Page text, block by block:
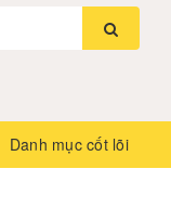
Danh mục cốt lõi